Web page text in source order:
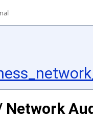
Network